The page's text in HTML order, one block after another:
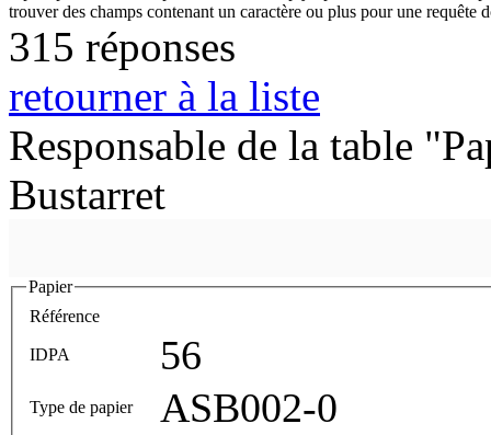
315 réponses
retourner à la liste
Responsable de la table
Bustarret
Papier
Référence
IDPA 56
Type de papier ASB002-0